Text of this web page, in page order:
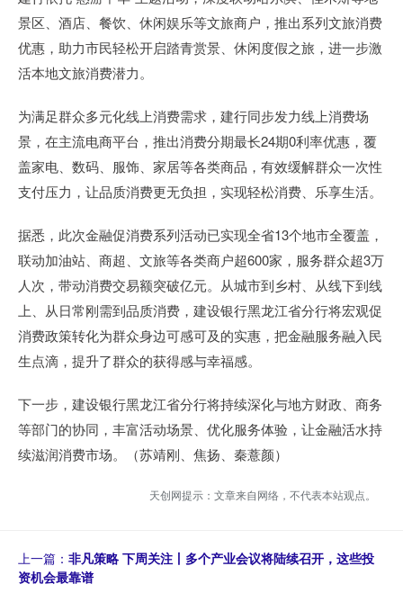
景区、酒店、餐饮、休闲娱乐等文旅商户，推出系列文旅消费
优惠，助力市民轻松开启踏青赏景、休闲度假之旅，进一步激
活本地文旅消费潜力。
为满足群众多元化线上消费需求，建行同步发力线上消费场
景，在主流电商平台，推出消费分期最长24期0利率优惠，覆
盖家电、数码、服饰、家居等各类商品，有效缓解群众一次性
支付压力，让品质消费更无负担，实现轻松消费、乐享生活。
据悉，此次金融促消费系列活动已实现全省13个地市全覆盖，
联动加油站、商超、文旅等各类商户超600家，服务群众超3万
人次，带动消费交易额突破亿元。从城市到乡村、从线下到线
上、从日常刚需到品质消费，建设银行黑龙江省分行将宏观促
消费政策转化为群众身边可感可及的实惠，把金融服务融入民
生点滴，提升了群众的获得感与幸福感。
下一步，建设银行黑龙江省分行将持续深化与地方财政、商务
等部门的协同，丰富活动场景、优化服务体验，让金融活水持
续滋润消费市场。（苏靖刚、焦扬、秦薏颜）
天创网提示：文章来自网络，不代表本站观点。
上一篇： 非凡策略 下周关注丨多个产业会议将陆续召开，这些投
资机会最靠谱